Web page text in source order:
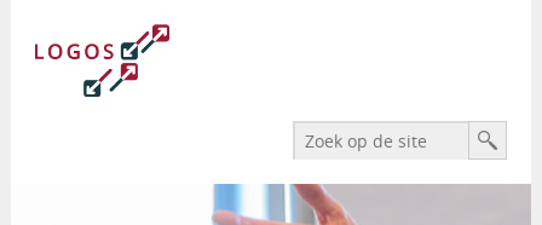
Search form Zoek